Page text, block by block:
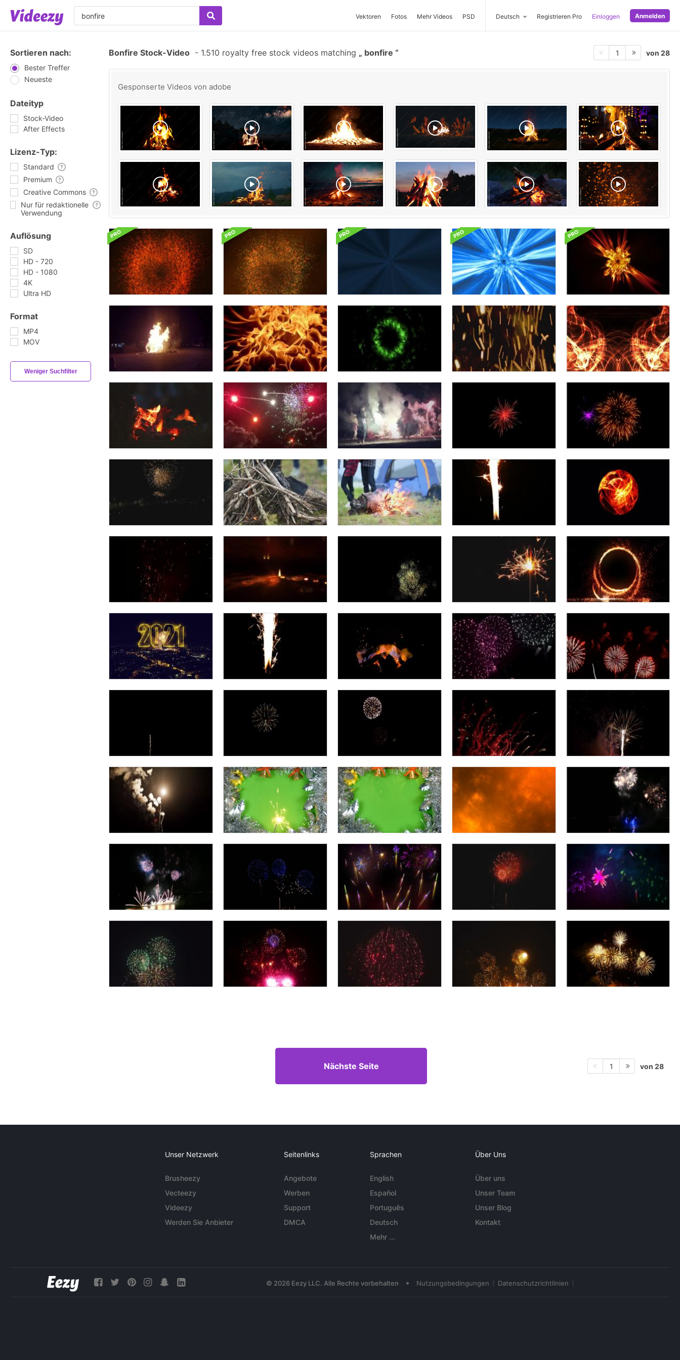
Vektoren Fotos Mehr Videos PSD Deutsch Registrieren Pro Einloggen Anmelden
Sortieren nach:
Bester Treffer
Neueste
Dateityp
Stock-Video
After Effects
Lizenz-Typ:
Standard
Premium
Creative Commons
Nur für redaktionelle
Verwendung
Auflösung
SD
HD - 720
HD - 1080
4K
Ultra HD
Format
MP4
MOV
Weniger Suchfilter
Bonfire Stock-Video - 1.510 royalty free stock videos matching bonfire 1 von 28
Gesponserte Videos von adobe
Nächste Seite 1 von 28
Unser Netzwerk
Brusheezy
Vecteezy
Videezy
Werden Sie Anbieter
Seitenlinks
Angebote
Werben
Support
DMCA
Sprachen
English
Español
Português
Deutsch
Mehr ...
Über Uns
Über uns
Unser Team
Unser Blog
Kontakt
© 2026 Eezy LLC. Alle Rechte vorbehalten • Nutzungsbedingungen Datenschutzrichtlinien